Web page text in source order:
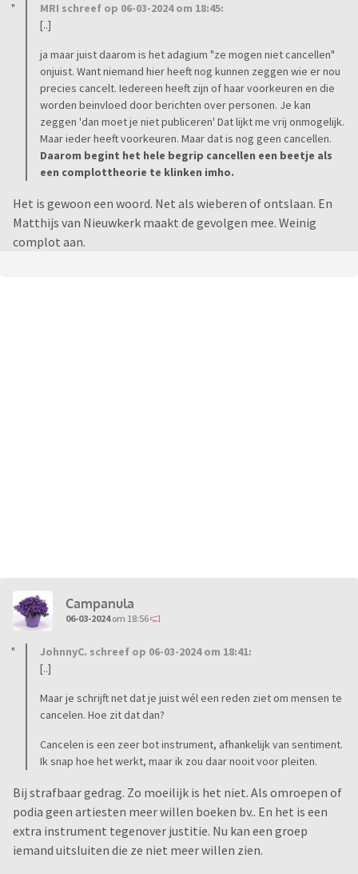
MRI schreef op 06-03-2024 om 18:45:
[..]
ja maar juist daarom is het adagium "ze mogen niet cancellen"
onjuist. Want niemand hier heeft nog kunnen zeggen wie er nou
precies cancelt. Iedereen heeft zijn of haar voorkeuren en die
worden beinvloed door berichten over personen. Je kan
zeggen 'dan moet je niet publiceren' Dat lijkt me vrij onmogelijk.
Maar ieder heeft voorkeuren. Maar dat is nog geen cancellen.
Daarom begint het hele begrip cancellen een beetje als
een complottheorie te klinken imho.
Het is gewoon een woord. Net als wieberen of ontslaan. En
Matthijs van Nieuwkerk maakt de gevolgen mee. Weinig
complot aan.
Campanula
06-03-2024om 18:56
JohnnyC. schreef op 06-03-2024 om 18:41:
[..]
Maar je schrijft net dat je juist wél een reden ziet om mensen te
cancelen. Hoe zit dat dan?
Cancelen is een zeer bot instrument, afhankelijk van sentiment.
Ik snap hoe het werkt, maar ik zou daar nooit voor pleiten.
Bij strafbaar gedrag. Zo moeilijk is het niet. Als omroepen of
podia geen artiesten meer willen boeken bv.. En het is een
extra instrument tegenover justitie. Nu kan een groep
iemand uitsluiten die ze niet meer willen zien.